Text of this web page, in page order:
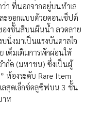
า ที่นอกจากอยู่บนทำเล
ะออกแบบด้วยคอนเซ็ปต์
องชั้นสีบนผืนน้ำ ลวดลาย
นิ่งมาเป็นแรงบันดาลใจ
เต็มเติมการพักผ่อนให้
กัด (มหาชน) ซึ่งเป็นผู้
ห้องระดับ Rare Item
ลสุดเอ็กซ์คลูซีฟบน 3 ชั้น
าท